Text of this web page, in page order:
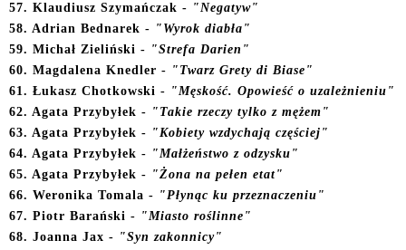
57. Klaudiusz Szymańczak - "Negatyw"
58. Adrian Bednarek - "Wyrok diabła"
59. Michał Zieliński - "Strefa Darien"
60. Magdalena Knedler - "Twarz Grety di Biase"
61. Łukasz Chotkowski - "Męskość. Opowieść o uzależnieniu"
62. Agata Przybyłek - "Takie rzeczy tylko z mężem"
63. Agata Przybyłek - "Kobiety wzdychają częściej"
64. Agata Przybyłek - "Małżeństwo z odzysku"
65. Agata Przybyłek - "Żona na pełen etat"
66. Weronika Tomala - "Płynąc ku przeznaczeniu"
67. Piotr Barański - "Miasto roślinne"
68. Joanna Jax - "Syn zakonnicy"